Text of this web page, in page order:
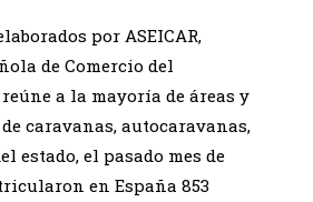
por ASEICAR,
de Comercio del
a la mayoría de áreas y
caravanas, autocaravanas,
estado, el pasado mes de
en España 853